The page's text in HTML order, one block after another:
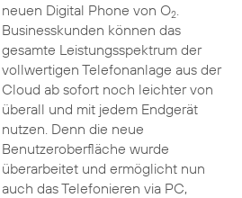
neuen Digital Phone von O2.
Businesskunden können das
gesamte Leistungsspektrum der
vollwertigen Telefonanlage aus der
Cloud ab sofort noch leichter von
überall und mit jedem Endgerät
nutzen. Denn die neue
Benutzeroberfläche wurde
überarbeitet und ermöglicht nun
auch das Telefonieren via PC,